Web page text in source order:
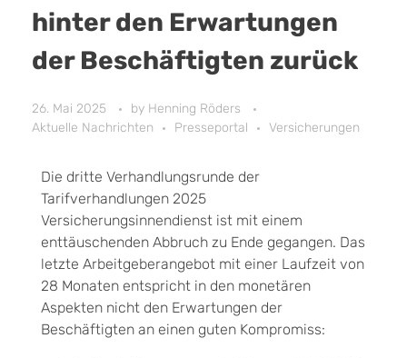
hinter den Erwartungen
der Beschäftigten zurück
26. Mai 2025 by Henning Röders
Aktuelle Nachrichten
Presseportal Versicherungen
Die dritte Verhandlungsrunde der
Tarifverhandlungen 2025
Versicherungsinnendienst ist mit einem
enttäuschenden Abbruch zu Ende gegangen. Das
letzte Arbeitgeberangebot mit einer Laufzeit von
28 Monaten entspricht in den monetären
Aspekten nicht den Erwartungen der
Beschäftigten an einen guten Kompromiss: